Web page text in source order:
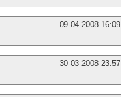
09-04-2008 16:09
30-03-2008 23:57